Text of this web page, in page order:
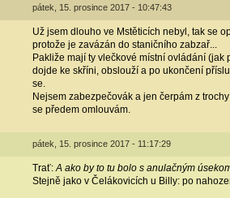
pátek, 15. prosince 2017 - 10:47:43
Už jsem dlouho ve Mstěticích nebyl, tak se
protože je zavázán do staničního zabzař...
Pakliže mají ty vlečkové místní ovládání
dojde ke skříni, obslouží a po ukončení
se.
Nejsem zabezpečovák a jen čerpám z
se předem omlouvám.
pátek, 15. prosince 2017 - 11:17:29
Trať:A ako by to tu bolo s anulačným
Stejně jako v Čelákovicích u Billy: po